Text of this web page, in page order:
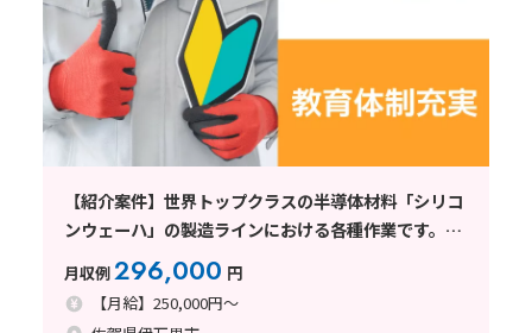
【紹介案件】世界トップクラスの半導体材料「シリコ
ンウェーハ」の製造ラインにおける各種作業です。
【年収450万可】未経験から大手正社員へ!◆寮費無料
月収例296,000 円
【月給】250,000円～